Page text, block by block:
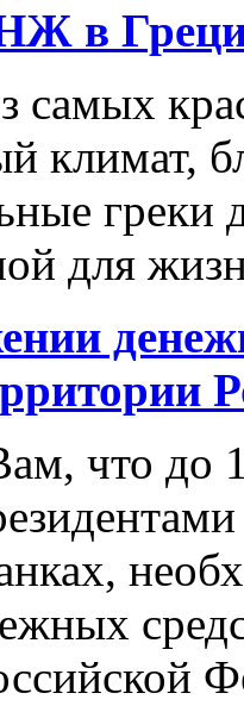
в
самых
климат,
греки
для
что до